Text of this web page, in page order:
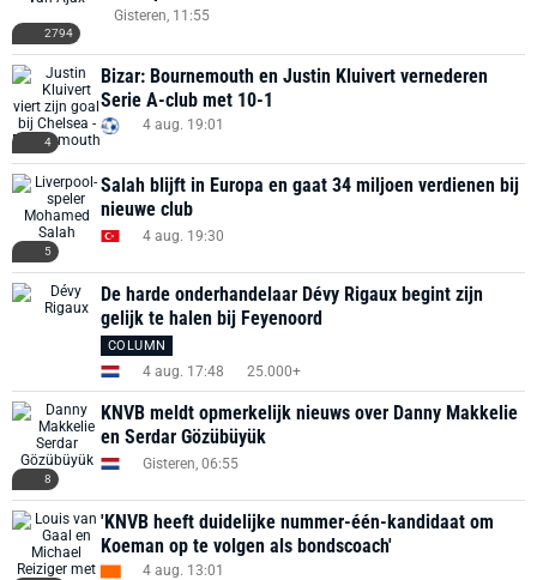
2794
Gisteren, 11:55
4
Bizar: Bournemouth en Justin Kluivert vernederen
Serie A-club met 10-1
4 aug. 19:01
5
Salah blijft in Europa en gaat 34 miljoen verdienen bij
nieuwe club
4 aug. 19:30
De harde onderhandelaar Dévy Rigaux begint zijn
gelijk te halen bij Feyenoord
COLUMN
4 aug. 17:48 25.000+
8
KNVB meldt opmerkelijk nieuws over Danny Makkelie
en Serdar Gözübüyük
Gisteren, 06:55
'KNVB heeft duidelijke nummer-één-kandidaat om
Koeman op te volgen als bondscoach'
4 aug. 13:01